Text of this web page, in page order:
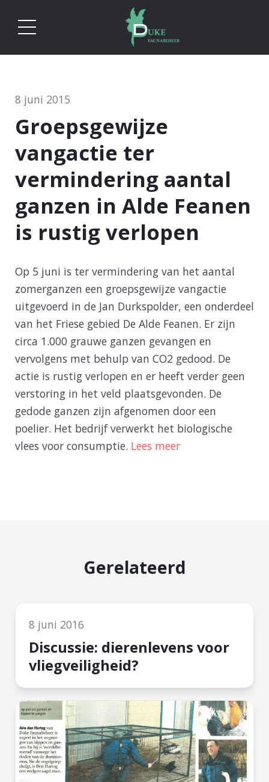
8 juni 2015
Groepsgewijze
vangactie ter
vermindering aantal
ganzen in Alde Feanen
is rustig verlopen
Op 5 juni is ter vermindering van het aantal
zomerganzen een groepsgewijze vangactie
uitgevoerd in de Jan Durkspolder, een onderdeel
van het Friese gebied De Alde Feanen. Er zijn
circa 1.000 grauwe ganzen gevangen en
vervolgens met behulp van CO2 gedood. De
actie is rustig verlopen en er heeft verder geen
verstoring in het veld plaatsgevonden. De
gedode ganzen zijn afgenomen door een
poelier. Het bedrijf verwerkt het biologische
vlees voor consumptie. Lees meer
Gerelateerd
8 juni 2016
Discussie: dierenlevens voor
vliegveiligheid?